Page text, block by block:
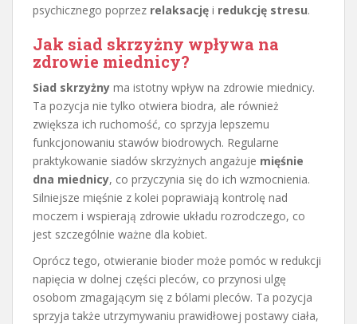
psychicznego poprzez relaksację i redukcję stresu.
Jak siad skrzyżny wpływa na
zdrowie miednicy?
Siad skrzyżny ma istotny wpływ na zdrowie miednicy.
Ta pozycja nie tylko otwiera biodra, ale również
zwiększa ich ruchomość, co sprzyja lepszemu
funkcjonowaniu stawów biodrowych. Regularne
praktykowanie siadów skrzyżnych angażuje mięśnie
dna miednicy, co przyczynia się do ich wzmocnienia.
Silniejsze mięśnie z kolei poprawiają kontrolę nad
moczem i wspierają zdrowie układu rozrodczego, co
jest szczególnie ważne dla kobiet.
Oprócz tego, otwieranie bioder może pomóc w redukcji
napięcia w dolnej części pleców, co przynosi ulgę
osobom zmagającym się z bólami pleców. Ta pozycja
sprzyja także utrzymywaniu prawidłowej postawy ciała,